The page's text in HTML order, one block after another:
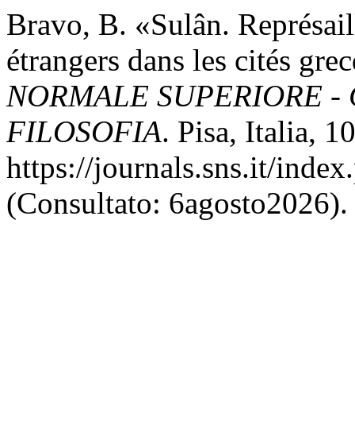
Bravo, B. «Sulân.
étrangers dans les cités
NORMALE SUPERIORE -
FILOSOFIA. Pisa, Italia,
https://journals.sns.it/
(Consultato: 6agosto2026).